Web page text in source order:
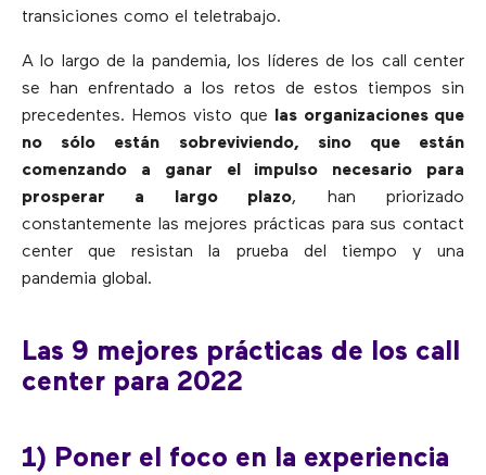
transiciones como el teletrabajo.
A lo largo de la pandemia, los líderes de los call center
se han enfrentado a los retos de estos tiempos sin
precedentes. Hemos visto que
las organizaciones que
no sólo están sobreviviendo, sino que están
comenzando a ganar el impulso necesario para
prosperar a largo plazo, han priorizado
constantemente las mejores prácticas para sus contact
center que resistan la prueba del tiempo y una
pandemia global.
Las 9 mejores prácticas de los call
center para 2022
1) Poner el foco en la experiencia